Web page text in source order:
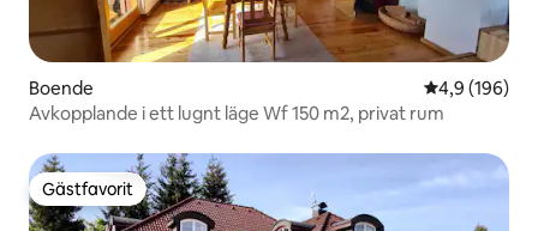
Boende 4,9 av 5 i
4,9 (196)
Avkopplande i ett lugnt läge Wf 150 m2, privat rum
Gästfavorit
Gästfavorit